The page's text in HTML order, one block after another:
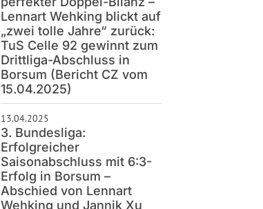
Lennart Wehking blickt auf
„zwei tolle Jahre“ zurück:
TuS Celle 92 gewinnt zum
Drittliga-Abschluss in
Borsum (Bericht CZ vom
15.04.2025)
13.04.2025
3. Bundesliga:
Erfolgreicher
Saisonabschluss mit 6:3-
Erfolg in Borsum –
Abschied von Lennart
Wehking und Jannik Xu